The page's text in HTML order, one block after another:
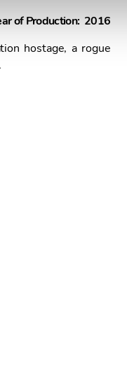
of Production: 2016
hostage, a rogue